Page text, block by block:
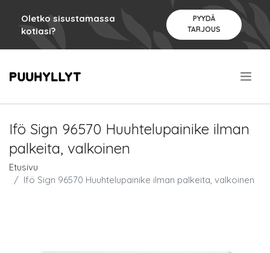
Oletko sisustamassa
kotiasi?
PYYDÄ
TARJOUS
Ifö Sign 96570 Huuhtelupainike ilman
palkeita, valkoinen
Etusivu
Ifö Sign 96570 Huuhtelupainike ilman palkeita, valkoinen